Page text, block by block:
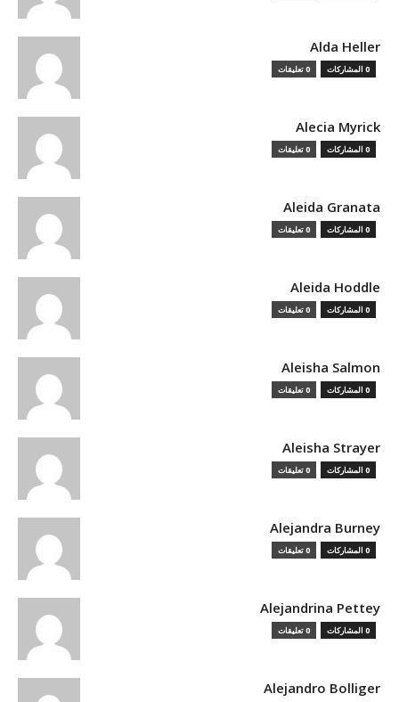
Alda Heller
0 المشاركات 0 تعليقات
Alecia Myrick
0 المشاركات 0 تعليقات
Aleida Granata
0 المشاركات 0 تعليقات
Aleida Hoddle
0 المشاركات 0 تعليقات
Aleisha Salmon
0 المشاركات 0 تعليقات
Aleisha Strayer
0 المشاركات 0 تعليقات
Alejandra Burney
0 المشاركات 0 تعليقات
Alejandrina Pettey
0 المشاركات 0 تعليقات
Alejandro Bolliger